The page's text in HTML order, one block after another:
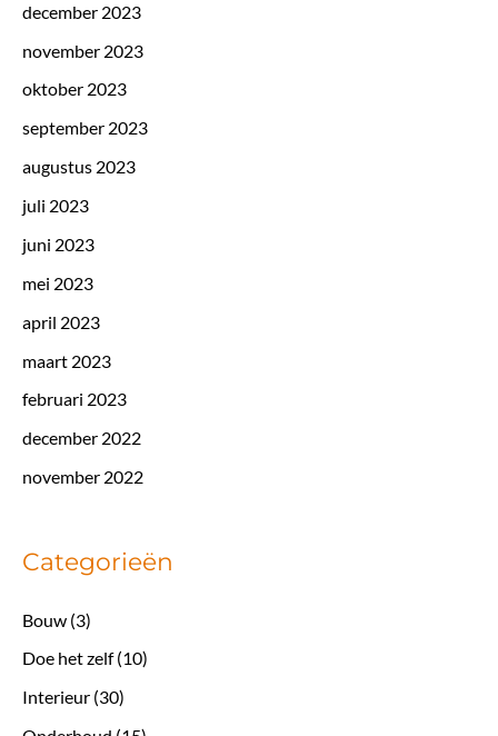
december 2023
november 2023
oktober 2023
september 2023
augustus 2023
juli 2023
juni 2023
mei 2023
april 2023
maart 2023
februari 2023
december 2022
november 2022
Categorieën
Bouw (3)
Doe het zelf(10)
Interieur (30)